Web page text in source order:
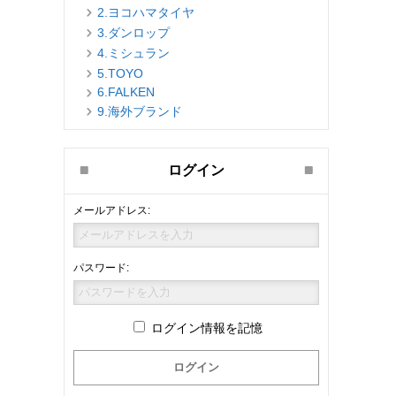
2.ヨコハマタイヤ
3.ダンロップ
4.ミシュラン
5.TOYO
6.FALKEN
9.海外ブランド
ログイン
メールアドレス:
パスワード:
ログイン情報を記憶